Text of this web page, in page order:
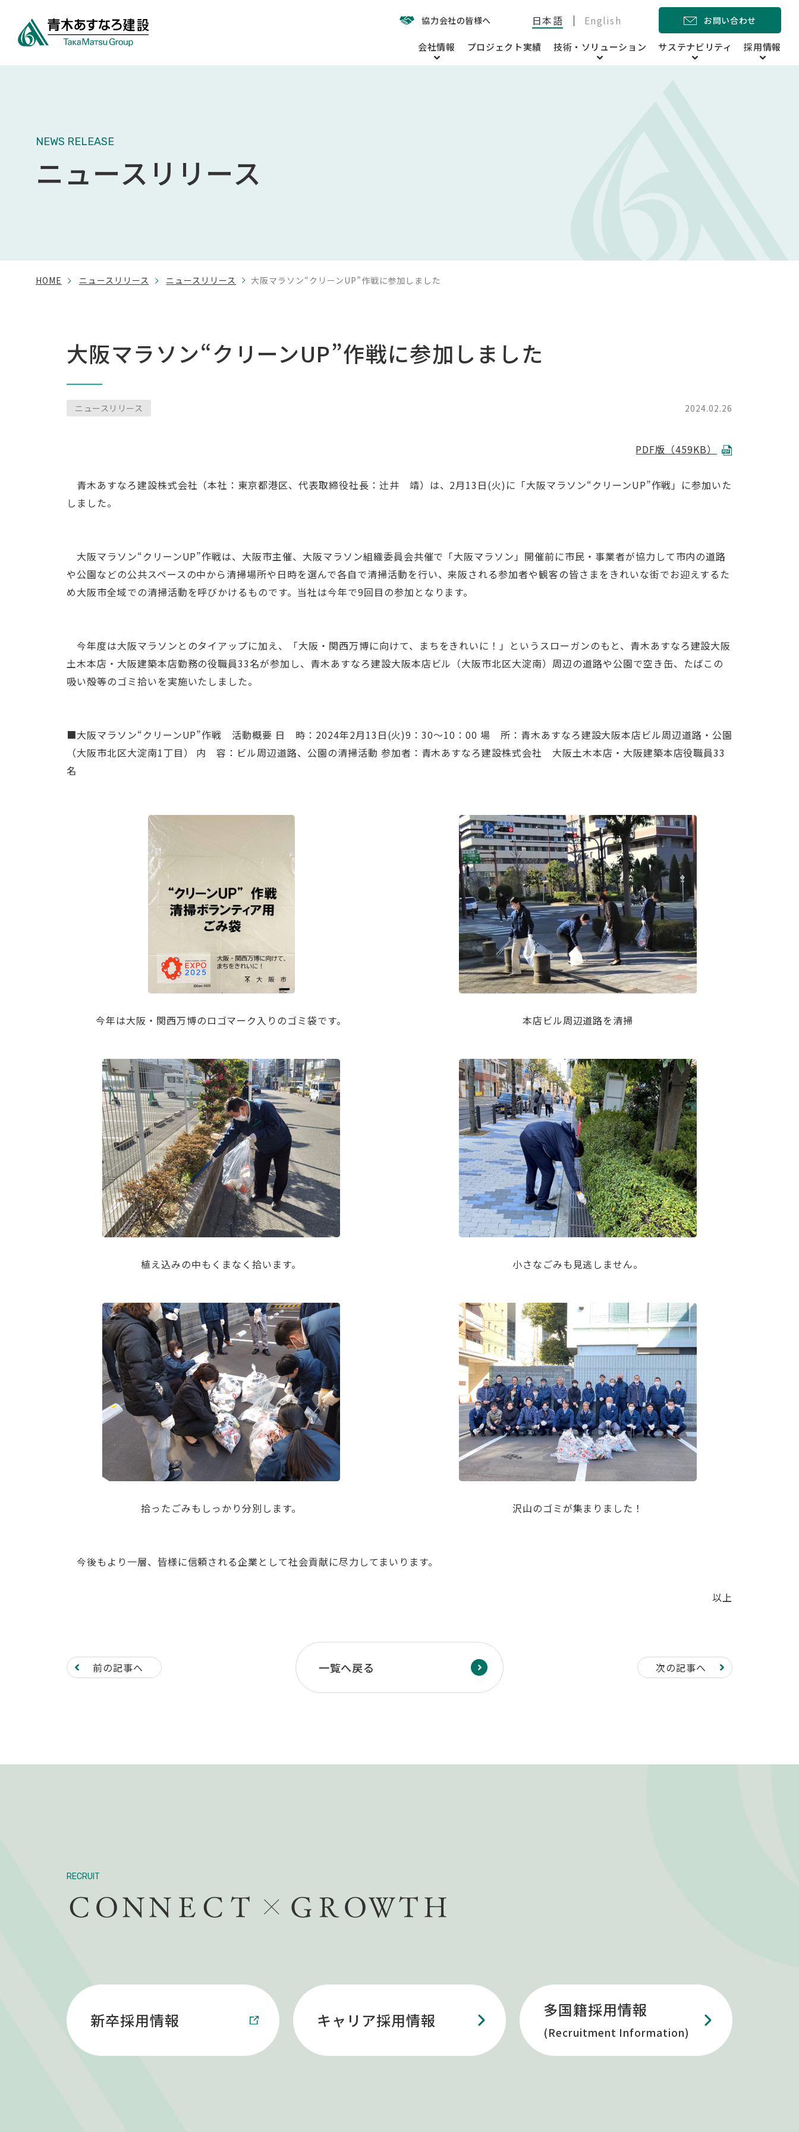
日本語 English
会社情報 プロジェクト実績 技術・ソリューション サステナビリティ 採用情報
協力会社の皆様へ お問い合わせ
NEWS RELEASE
ニュースリリース
HOME ニュースリリース ニュースリリース 大阪マラソン“クリーンUP”作戦に参加しました
大阪マラソン“クリーンUP”作戦に参加しました
ニュースリリース 2024.02.26
PDF版（459KB）
青木あすなろ建設株式会社（本社：東京都港区、代表取締役社長：辻󠄀井 靖）は、2月13日(火)に「大阪マラソン“クリーンUP”作戦」に参加いた
しました。
大阪マラソン“クリーンUP”作戦は、大阪市主催、大阪マラソン組織委員会共催で「大阪マラソン」開催前に市民・事業者が協力して市内の道路
や公園などの公共スペースの中から清掃場所や日時を選んで各自で清掃活動を行い、来阪される参加者や観客の皆さまをきれいな街でお迎えするた
め大阪市全域での清掃活動を呼びかけるものです。当社は今年で9回目の参加となります。
今年度は大阪マラソンとのタイアップに加え、「大阪・関西万博に向けて、まちをきれいに！」というスローガンのもと、青木あすなろ建設大阪
土木本店・大阪建築本店勤務の役職員33名が参加し、青木あすなろ建設大阪本店ビル（大阪市北区大淀南）周辺の道路や公園で空き缶、たばこの
吸い殻等のゴミ拾いを実施いたしました。
■大阪マラソン“クリーンUP”作戦 活動概要 日 時：2024年2月13日(火)9：30～10：00 場 所：青木あすなろ建設大阪本店ビル周辺道路・公園
（大阪市北区大淀南1丁目） 内 容：ビル周辺道路、公園の清掃活動 参加者：青木あすなろ建設株式会社 大阪土木本店・大阪建築本店役職員33
名
今年は大阪・関西万博のロゴマーク入りのゴミ袋です。 本店ビル周辺道路を清掃
植え込みの中もくまなく拾います。 小さなごみも見逃しません。
拾ったごみもしっかり分別します。 沢山のゴミが集まりました！
今後もより一層、皆様に信頼される企業として社会貢献に尽力してまいります。
以上
前の記事へ 次の記事へ
一覧へ戻る
RECRUIT
新卒採用情報 キャリア採用情報
多国籍採用情報
(Recruitment Information)